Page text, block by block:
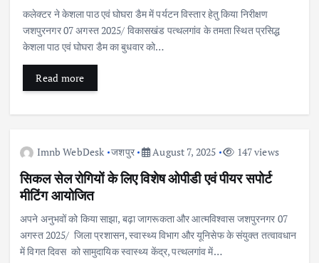
कलेक्टर ने केशला पाठ एवं घोघरा डैम में पर्यटन विस्तार हेतु किया निरीक्षण
जशपुरनगर 07 अगस्त 2025/ विकासखंड पत्थलगांव के तमता स्थित प्रसिद्ध
केशला पाठ एवं घोघरा डैम का बुधवार को…
Read more
Imnb WebDesk जशपुर August 7, 2025 147 views
सिकल सेल रोगियों के लिए विशेष ओपीडी एवं पीयर सपोर्ट
मीटिंग आयोजित
अपने अनुभवों को किया साझा, बढ़ा जागरूकता और आत्मविश्वास जशपुरनगर 07
अगस्त 2025/ जिला प्रशासन, स्वास्थ्य विभाग और यूनिसेफ के संयुक्त तत्वावधान
में विगत दिवस को सामुदायिक स्वास्थ्य केंद्र, पत्थलगांव में…